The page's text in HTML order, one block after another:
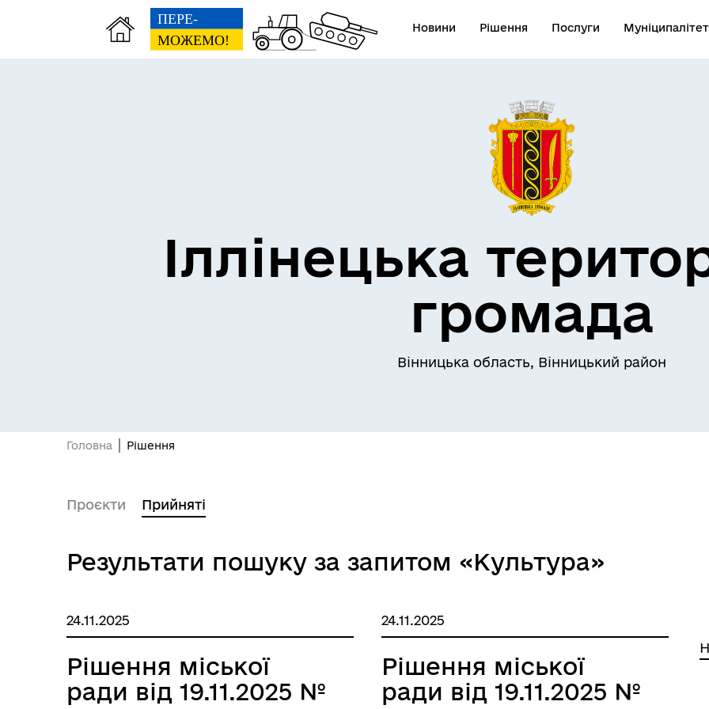
Новини Рішення Послуги Муніципалітет
Іллінецька
громада
Вінницька область, Вінницький район
Головна Рішення
Проєкти Прийняті
Результати пошуку за запитом «Культура»
24.11.2025
Рішення міської
ради від 19.11.2025 №
24.11.2025
Рішення міської
ради від 19.11.2025 №